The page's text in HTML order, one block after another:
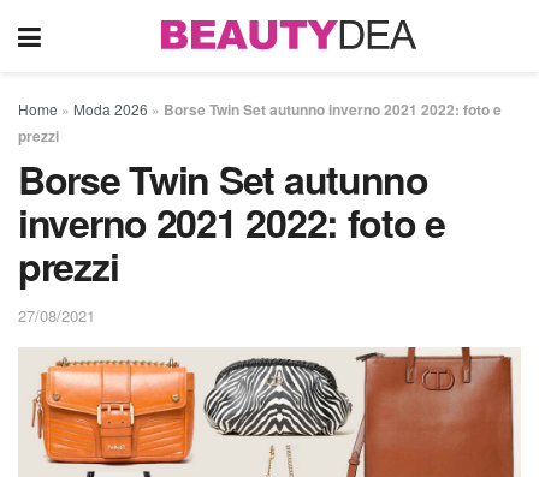
Home » Moda 2026 » Borse Twin Set autunno inverno 2021 2022: foto e
prezzi
Borse Twin Set autunno
inverno 2021 2022: foto e
prezzi
27/08/2021